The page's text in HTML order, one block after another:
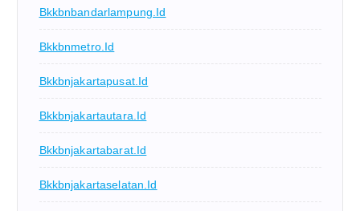
Bkkbnbandarlampung.id
Bkkbnmetro.id
Bkkbnjakartapusat.id
Bkkbnjakartautara.id
Bkkbnjakartabarat.id
Bkkbnjakartaselatan.id